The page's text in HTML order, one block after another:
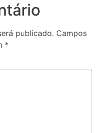
publicado. Campos
*